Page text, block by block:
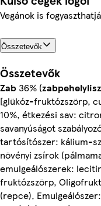
Vegánok is
Összetevők
Összetevők
Zab 36% (
[glükóz-fruktózszörp,
10%, étkezési sav:
savanyúságot
tartósítószer: kálium-
növényi zsírok
emulgeálószerek:
fruktózszörp,
(repce), Emulgeálószer: